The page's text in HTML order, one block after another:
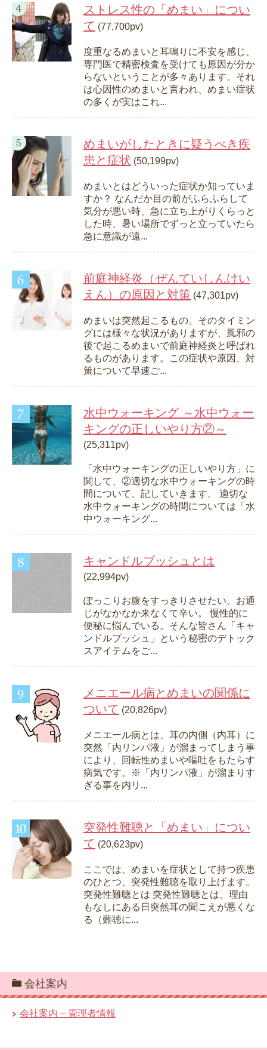
ストレス性の「めまい」につい
て (77,700pv)
度重なるめまいと耳鳴りに不安を感じ、
専門医で精密検査を受けても原因が分か
らないということが多々あります。それ
は心因性のめまいと言われ、めまい症状
の多くが実はこれ...
めまいがしたときに疑うべき疾
患と症状 (50,199pv)
めまいとはどういった症状か知っていま
すか？ なんだか目の前がふらふらして
気分が悪い時、急に立ち上がりくらっと
した時、暑い場所でずっと立っていたら
急に意識が遠...
前庭神経炎（ぜんていしんけい
えん）の原因と対策 (47,301pv)
めまいは突然起こるもの。そのタイミン
グには様々な状況がありますが、風邪の
後で起こるめまいで前庭神経炎と呼ばれ
るものがあります。この症状や原因、対
策について早速ご...
水中ウォーキング ～水中ウォー
キングの正しいやり方②～
(25,311pv)
「水中ウォーキングの正しいやり方」に
関して、②適切な水中ウォーキングの時
間について、記していきます。 適切な
水中ウォーキングの時間については「水
中ウォーキング...
キャンドルブッシュとは
(22,994pv)
ぽっこりお腹をすっきりさせたい。お通
じがなかなか来なくて辛い。 慢性的に
便秘に悩んでいる。そんな皆さん「キャ
ンドルブッシュ」という秘密のデトック
スアイテムをご...
メニエール病とめまいの関係に
ついて (20,826pv)
メニエール病とは、耳の内側（内耳）に
突然「内リンパ液」が溜まってしまう事
により、回転性めまいや嘔吐をもたらす
病気です。※「内リンパ液」が溜まりす
ぎる事を内リ...
突発性難聴と「めまい」につい
て (20,623pv)
ここでは、めまいを症状として持つ疾患
のひとつ、突発性難聴を取り上げます。
突発性難聴とは 突発性難聴とは、理由
もなしにある日突然耳の聞こえが悪くな
る（難聴に...
会社案内
会社案内 – 管理者情報